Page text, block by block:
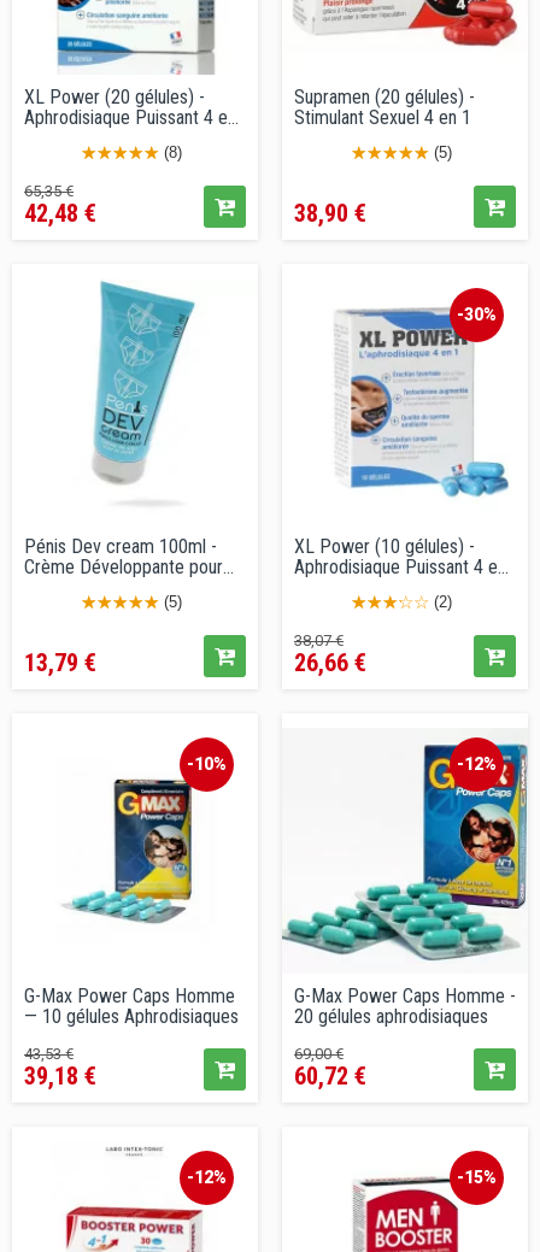
XL Power (20 gélules) -
Aphrodisiaque Puissant 4 en
(8)
Prix
de
65,35 €Prix
42,48 €
Supramen (20 gélules) -
Stimulant Sexuel 4 en 1
(5)
38,90 €
Pénis Dev cream 100ml -
Crème Développante pour
(5)
13,79 €
-30%
XL Power (10 gélules) -
Aphrodisiaque Puissant 4 en
(2)
Prix
de
38,07 €Prix
26,66 €
-10%
G-Max Power Caps Homme
— 10 gélules Aphrodisiaques
Prix
de
43,53 €Prix
39,18 €
-12%
G-Max Power Caps Homme -
20 gélules aphrodisiaques
Prix
de
69,00 €Prix
60,72 €
-12% -15%